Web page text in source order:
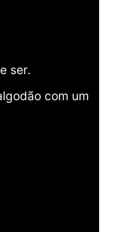
ser.
com um